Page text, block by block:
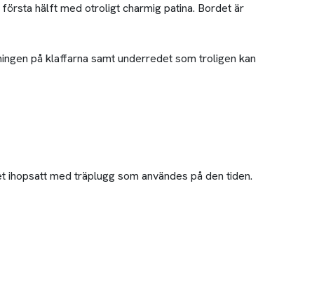
hälft med otroligt charmig patina. Bordet är
på klaffarna samt underredet som troligen kan
med träplugg som användes på den tiden.